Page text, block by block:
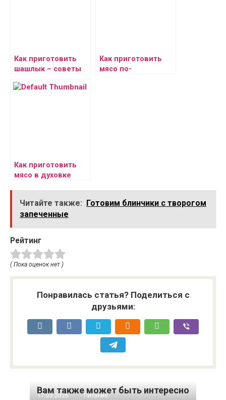
Как приготовить
шашлык – советы
Как приготовить
мясо по-
Как приготовить
мясо в духовке
Читайте также:
Готовим блинчики с творогом
запеченные
Рейтинг
( Пока оценок нет )
Понравилась статья? Поделиться с
друзьями:
Вам также может быть интересно
17.03.2026 Питание